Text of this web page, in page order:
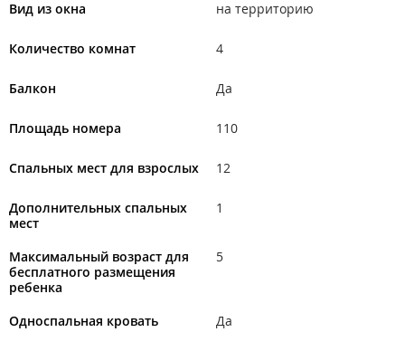
Вид из окна на территорию
Количество комнат 4
Балкон Да
Площадь номера 110
Спальных мест для взрослых 12
Дополнительных спальных
мест
1
Максимальный возраст для
бесплатного размещения
ребенка
5
Односпальная кровать Да